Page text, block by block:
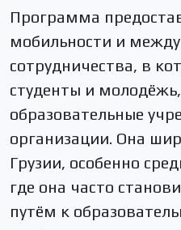
Программа
мобильности и
сотрудничества, в
студенты и
образовательные
организации. Она
Грузии, особенно
где она часто
путём к